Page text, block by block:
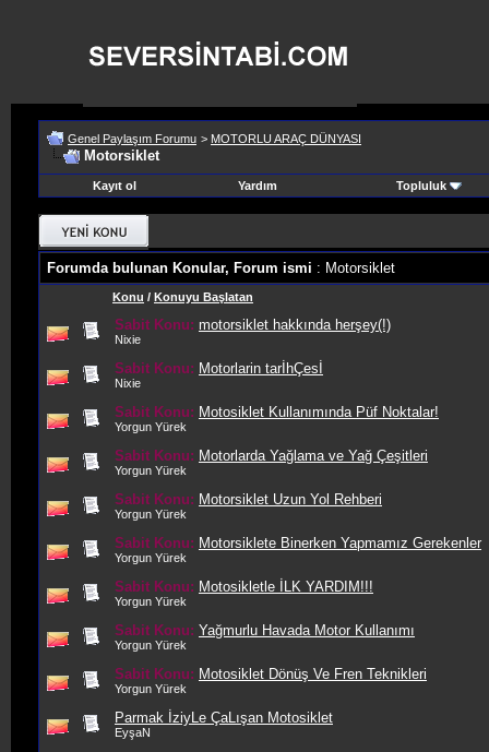
Genel Paylaşım Forumu > MOTORLU ARAÇ DÜNYASI
Motorsiklet
Kayıt ol Yardım Topluluk
Forumda bulunan Konular, Forum ismi : Motorsiklet
Konu / Konuyu Başlatan
Sabit Konu: motorsiklet hakkında herşey(!)
Nixie
Sabit Konu: Motorlarin tarİhÇesİ
Nixie
Sabit Konu: Motosiklet Kullanımında Püf Noktalar!
Yorgun Yürek
Sabit Konu: Motorlarda Yağlama ve Yağ Çeşitleri
Yorgun Yürek
Sabit Konu: Motorsiklet Uzun Yol Rehberi
Yorgun Yürek
Sabit Konu: Motorsiklete Binerken Yapmamız Gerekenler
Yorgun Yürek
Sabit Konu: Motosikletle İLK YARDIM!!!
Yorgun Yürek
Sabit Konu: Yağmurlu Havada Motor Kullanımı
Yorgun Yürek
Sabit Konu: Motosiklet Dönüş Ve Fren Teknikleri
Yorgun Yürek
Parmak İziyLe ÇaLışan Motosiklet
EyşaN